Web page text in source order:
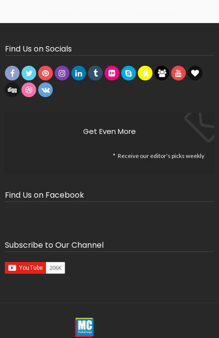
Find Us on Socials
Get Even More
Receive our editor's picks weekly
Find Us on Facebook
Subscribe to Our Channel